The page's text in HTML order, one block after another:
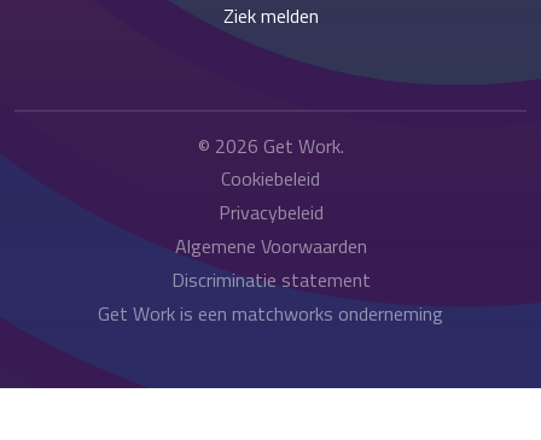
Ziek melden
© 2026 Get Work.
Cookiebeleid
Privacybeleid
Algemene Voorwaarden
Discriminatie statement
Get Work is een matchworks onderneming